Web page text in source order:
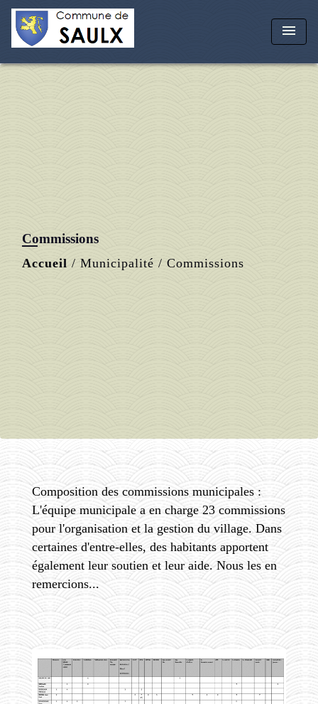
menu
Commissions
Accueil / Municipalité / Commissions
Composition des commissions municipales :
L'équipe municipale a en charge 23 commissions
pour l'organisation et la gestion du village. Dans
certaines d'entre-elles, des habitants apportent
également leur soutien et leur aide. Nous les en
remercions...